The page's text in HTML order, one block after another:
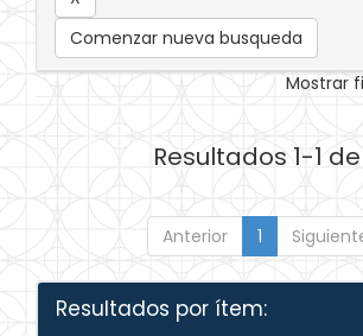
Comenzar nueva busqueda
Mostrar
Resultados 1-1 de
Anterior 1
Resultados por ítem: